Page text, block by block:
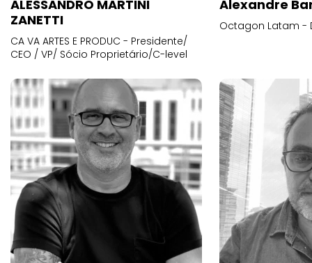
ALESSANDRO MARTINI
ZANETTI
CA VA ARTES E PRODUC - Presidente/
CEO / VP/ Sócio Proprietário/C-level
Alexandre
Octagon Latam -